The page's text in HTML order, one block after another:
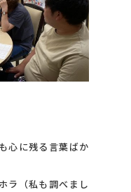
心に残る言葉ばか
ラ（私も調べまし